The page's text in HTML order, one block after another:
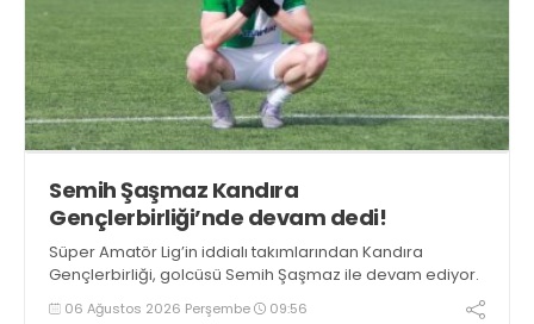
Semih Şaşmaz Kandıra
Gençlerbirliği’nde devam dedi!
Süper Amatör Lig’in iddialı takımlarından Kandıra
Gençlerbirliği, golcüsü Semih Şaşmaz ile devam ediyor.
06 Ağustos 2026 Perşembe 09:56